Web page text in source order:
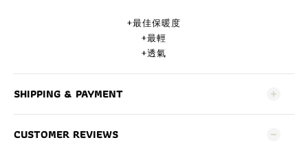
+最佳保暖度
+最輕
+透氣
SHIPPING & PAYMENT
CUSTOMER REVIEWS